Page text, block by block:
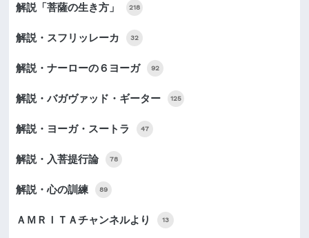
解説「菩薩の生き方」 218
解説・スフリッレーカ 32
解説・ナーローの６ヨーガ 92
解説・バガヴァッド・ギーター 125
解説・ヨーガ・スートラ 47
解説・入菩提行論 78
解説・心の訓練 89
ＡＭＲＩＴＡチャンネルより 13